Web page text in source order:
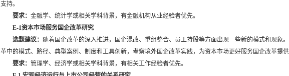
支持。
要求：金融学、统计学或相关学科背景，有金融机构从业经验者优先。
E-1资本市场服务国企改革研究
选题建议：
随着国企改革的深入推进，国企混改、重组整合、员工持股等方面出现一些新的模式和现象
革中的模式、路径、典型案例、制度和工具创新，考察境外国企改革实践，为资本市场更好服务国企改革提供
要求：管理学、经济学或相关学科背景，有相关工作经验者优先。